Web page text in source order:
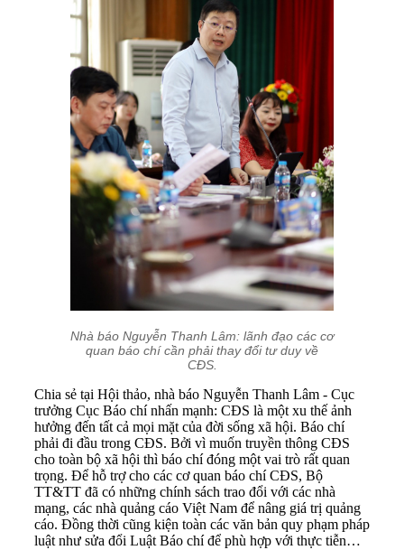
Nhà báo Nguyễn Thanh Lâm: lãnh đạo các cơ
quan báo chí cần phải thay đổi tư duy về
CĐS.
Chia sẻ tại Hội thảo, nhà báo Nguyễn Thanh Lâm - Cục
trưởng Cục Báo chí nhấn mạnh: CĐS là một xu thế ảnh
hưởng đến tất cả mọi mặt của đời sống xã hội. Báo chí
phải đi đầu trong CĐS. Bởi vì muốn truyền thông CĐS
cho toàn bộ xã hội thì báo chí đóng một vai trò rất quan
trọng. Để hỗ trợ cho các cơ quan báo chí CĐS, Bộ
TT&TT đã có những chính sách trao đổi với các nhà
mạng, các nhà quảng cáo Việt Nam để nâng giá trị quảng
cáo. Đồng thời cũng kiện toàn các văn bản quy phạm pháp
luật như sửa đổi Luật Báo chí để phù hợp với thực tiễn…